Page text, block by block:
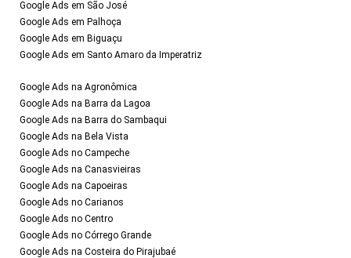
Google Ads em São José
Google Ads em Palhoça
Google Ads em Biguaçu
Google Ads em Santo Amaro da Imperatriz
Google Ads na Agronômica
Google Ads na Barra da Lagoa
Google Ads na Barra do Sambaqui
Google Ads na Bela Vista
Google Ads no Campeche
Google Ads na Canasvieiras
Google Ads na Capoeiras
Google Ads no Carianos
Google Ads no Centro
Google Ads no Córrego Grande
Google Ads na Costeira do Pirajubaé